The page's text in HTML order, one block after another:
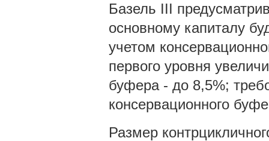
Базель III
основному капиталу
учетом
первого уровня
буфера - до 8,5%;
консервационного
Размер